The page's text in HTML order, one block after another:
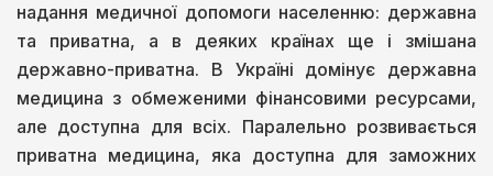
надання медичної допомоги населенню: державна
та приватна, а в деяких країнах ще і змішана
державно-приватна. В Україні домінує державна
медицина з обмеженими фінансовими ресурсами,
але доступна для всіх. Паралельно розвивається
приватна медицина, яка доступна для заможних